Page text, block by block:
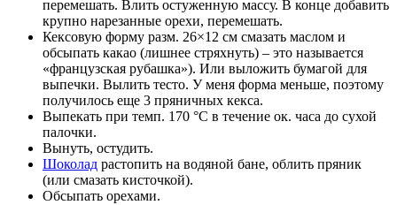
перемешать. Влить остуженную массу. В конце добавить
крупно нарезанные орехи, перемешать.
Кексовую форму разм. 26×12 см смазать маслом и
обсыпать какао (лишнее стряхнуть) – это называется
«французская рубашка»). Или выложить бумагой для
выпечки. Вылить тесто. У меня форма меньше, поэтому
получилось еще 3 пряничных кекса.
Выпекать при темп. 170 °C в течение ок. часа до сухой
палочки.
Вынуть, остудить.
Шоколад растопить на водяной бане, облить пряник
(или смазать кисточкой).
Обсыпать орехами.